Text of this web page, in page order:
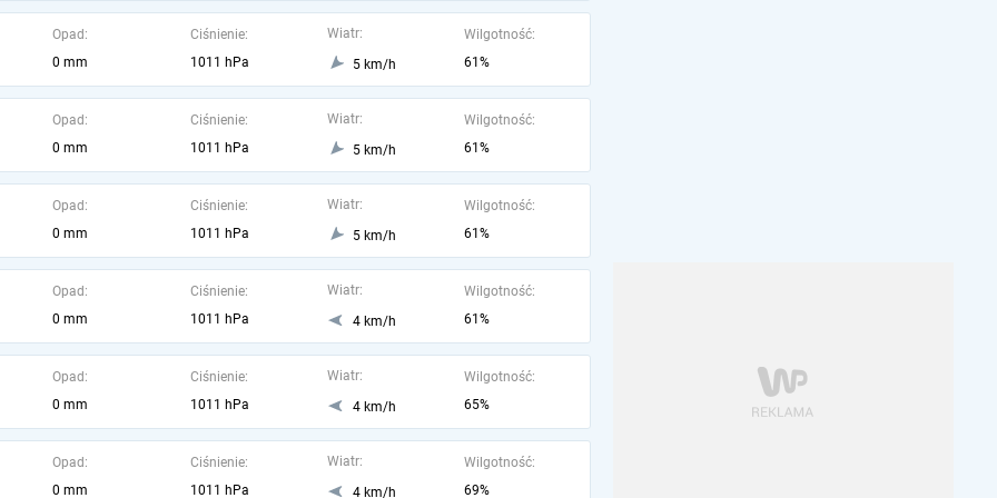
Opad:
0 mm
Ciśnienie:
1011 hPa
Wiatr:
5 km/h
Wilgotność:
61%
Opad:
0 mm
Ciśnienie:
1011 hPa
Wiatr:
5 km/h
Wilgotność:
61%
Opad:
0 mm
Ciśnienie:
1011 hPa
Wiatr:
5 km/h
Wilgotność:
61%
Opad:
0 mm
Ciśnienie:
1011 hPa
Wiatr:
4 km/h
Wilgotność:
61%
Opad:
0 mm
Ciśnienie:
1011 hPa
Wiatr:
4 km/h
Wilgotność:
65%
Opad:
0 mm
Ciśnienie:
1011 hPa
Wiatr:
4 km/h
Wilgotność:
69%